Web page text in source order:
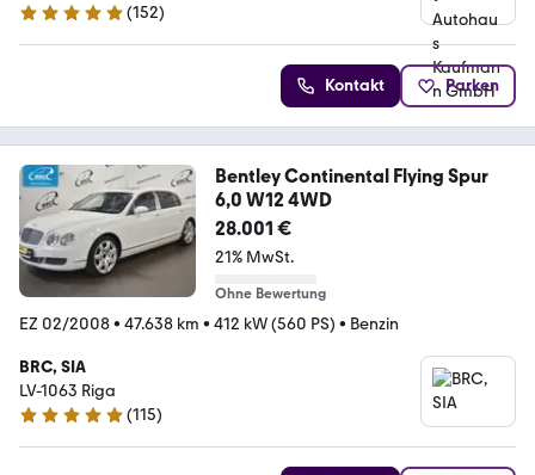
4.8 Sterne
(152)
Kontakt Parken
Bentley Continental Flying Spur
6,0 W12 4WD
28.001 €
21% MwSt.
Ohne Bewertung
EZ 02/2008• 47.638 km • 412 kW (560 PS) • Benzin
BRC, SIA
LV-1063 Riga
5 Sterne
(115)